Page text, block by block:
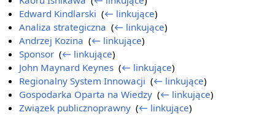
Edward Kindlarski ‎(← linkujące)
Analiza strategiczna ‎(← linkujące)
Andrzej Kozina ‎(← linkujące)
Sponsor ‎(← linkujące)
John Maynard Keynes ‎(← linkujące)
Regionalny System Innowacji ‎(← linkujące)
Gospodarka Oparta na Wiedzy ‎(← linkujące)
Związek publicznoprawny ‎(← linkujące)